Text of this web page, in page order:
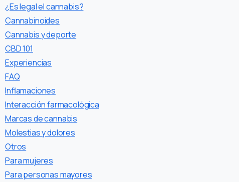
¿Es legal el cannabis?
Cannabinoides
Cannabis y deporte
CBD 101
Experiencias
FAQ
Inflamaciones
Interacción farmacológica
Marcas de cannabis
Molestias y dolores
Otros
Para mujeres
Para personas mayores